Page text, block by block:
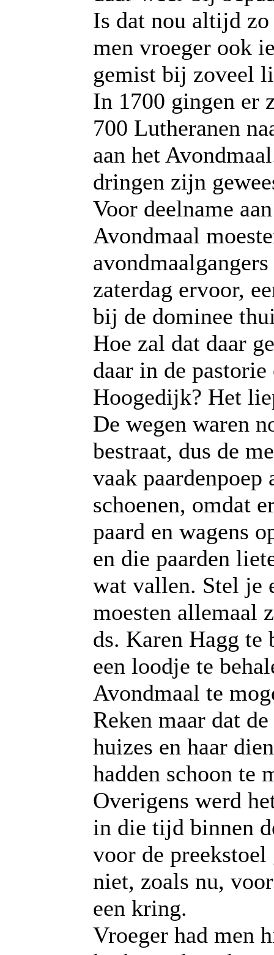
Is dat nou altijd zo
men vroeger ook
gemist bij zoveel
In 1700 gingen er
700 Lutheranen
aan het
dringen zijn
Voor deelname
Avondmaal
zaterdag ervoor,
bij de dominee
Hoe zal dat daar
daar in de pastorie
Hoogedijk? Het
De wegen waren
bestraat, dus de
vaak paardenpoep
schoenen, omdat
paard en wagens
en die paarden
wat vallen. Stel je
moesten allemaal
ds. Karen Hagg te
een loodje te
Avondmaal te
Reken maar dat
huizes en haar
hadden schoon te
Overigens werd
in die tijd binnen
voor de preekstoel
niet, zoals nu,
een kring.
Vroeger had men